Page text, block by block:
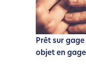
Prêt sur
objet en